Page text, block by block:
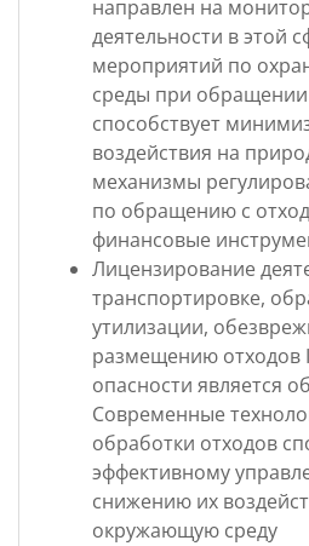
направлен на
деятельности в этой
мероприятий по
среды при
способствует
воздействия на
механизмы
по обращению с
финансовые
Лицензирование
транспортировке,
утилизации,
размещению отходов
опасности является
Современные
обработки отходов
эффективному
снижению их
окружающую среду